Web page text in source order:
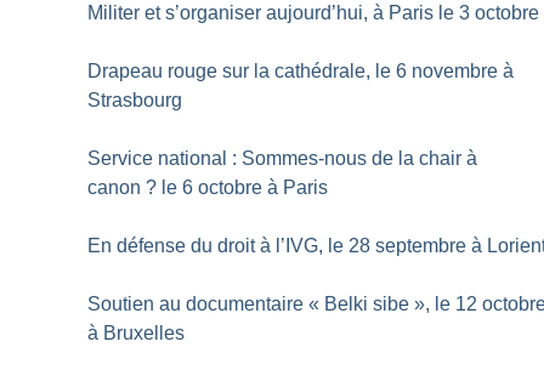
Militer et s’organiser aujourd’hui, à Paris le 3 octobre
Drapeau rouge sur la cathédrale, le 6 novembre à
Strasbourg
Service national : Sommes-nous de la chair à
canon ? le 6 octobre à Paris
En défense du droit à l’IVG, le 28 septembre à
Soutien au documentaire « Belki sibe », le 12
à Bruxelles